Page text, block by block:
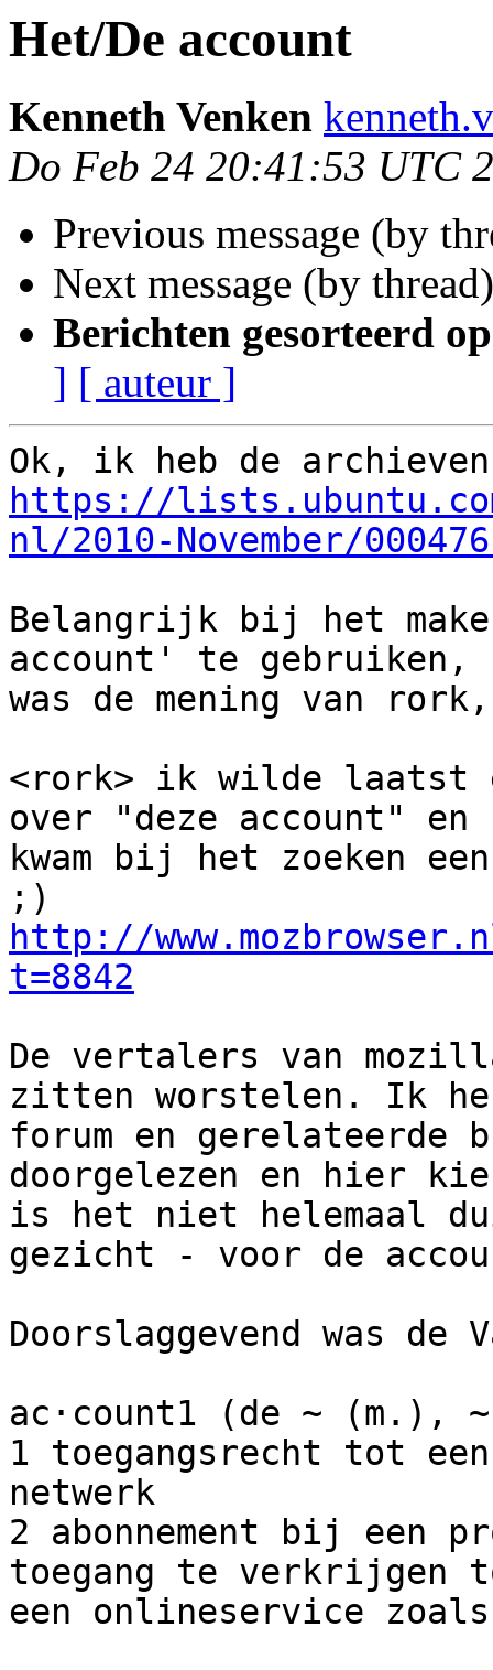
Het/De account
Kenneth Venken
Do Feb 24 20:41:53 UTC
Previous message (by
Next message (by
Berichten gesorteerd
] [ auteur ]
https://
nl/2010-November/
Belangrijk bij het
account' te gebruiken,
was de mening van
<rork> ik wilde laatst
over "deze account" en
kwam bij het zoeken
http://
t=8842
De vertalers van
zitten worstelen. Ik
forum en gerelateerde
doorgelezen en hier
is het niet helemaal
gezicht - voor de
Doorslaggevend was de
ac·count1 (de ~ (m.),
1 toegangsrecht tot
netwerk
2 abonnement bij een
toegang te verkrijgen
een onlineservice